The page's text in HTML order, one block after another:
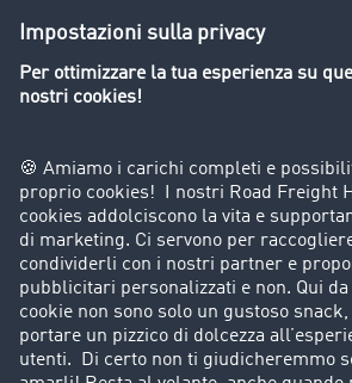
Panoramica della borsa di carichi
Divieti di circolazione per mezzi
Azienda
Porta un nuovo cliente
Storie di successo
Informazioni legali